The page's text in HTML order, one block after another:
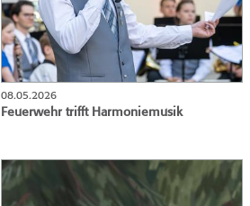
08.05.2026
Feuerwehr trifft Harmoniemusik